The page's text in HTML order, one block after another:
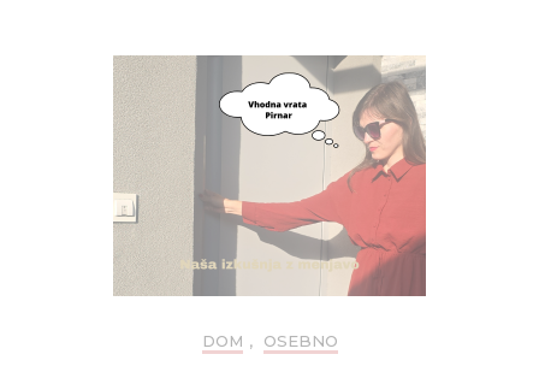
DOM , OSEBNO